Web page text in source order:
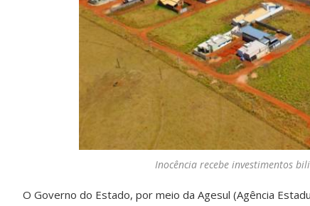
Inocência recebe investimentos
O Governo do Estado, por meio da Agesul (Agência